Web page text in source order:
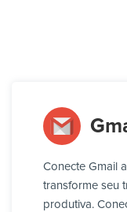
Conecte Gmail
transforme seu
produtiva.